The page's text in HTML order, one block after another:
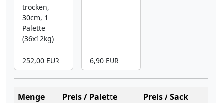
trocken,
30cm, 1
Palette
(36x12kg)
252,00 EUR 6,90 EUR
Menge Preis / Palette
Preis / Sack